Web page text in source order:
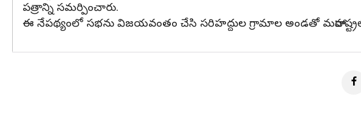
పత్రాన్ని సమర్పించారు.
ఈ నేపథ్యంలో సభను విజయవంతం చేసి సరిహద్దుల గ్రామాల అండతో